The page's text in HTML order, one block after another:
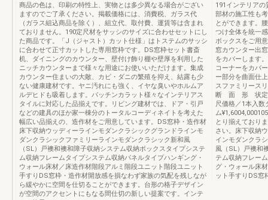
商品の色は、印刷の特性上、実物とは多少異なる場合がござい
ますのでご了承ください。掲載価格には、消費税、ガラス代
（ガラス組込商品を除く）、組立代、取付費、運賃等は含まれ
ておりません。190定尺材をサッシのサイズに合わせセットにし
た商品です。「J（ジャスト）カット仕様」はトステムのサッシ
に合わせて正寸カットした専用窓枠です。DS窓枠セット書斎
机、ダイニングのカウンター、壁付け飾り棚や壁厚を利用した
ニッチカウンターまで様々な用途にお使いいただけます。集成
カウンター住まいの大敵、カビ・ダニの繁殖を抑え、結露も少
ない健康建材です。ヤニ汚れにも強く、イヤな臭いやホルムア
ルデヒドも吸着します。パッチンカラット様々なインテリアス
タイルに対応した品揃えです。リビング建材では、ドア・引戸
などの建具のほか家一棟分のトータルコーディネイトを考えた
幅広い品揃えの、造作材をご用意しています。DS窓枠・造作材
床下収納ウッディーラインモダンクラシックグランドラインモ
ダンクラシックファミリーラインモダンクラシック新和風
（SL）戸襖和襖和障子収納システム収納ボックスタイプシステ
ム収納フレームタイプシステム収納パネルタイプハンギング・
ウォール床材／床造作材階段アルミ階段ユニット階段ユニット
手すりDS窓枠・造作材開放感を損なわず家族の気配を残しなが
ら緩やかに空間を仕切ることができます。台形の格子デザイン
が空間のアクセントにもなる間仕切の新しい提案です。インテ
191インテリア
部材の施工性も
とができます。
つけ全体を統一
ボックスをご用
窓カウンター出
をカバーします
コーナーをカバ
ー部分を曲面仕
スファミリース
断 面 形 状定
尺価格／1本入数
ム
とり揃えており
さい。床下収納
インモダンクラ
風（SL）戸襖和
テム収納フレー
グ・ウォール床
ット手すりDS窓